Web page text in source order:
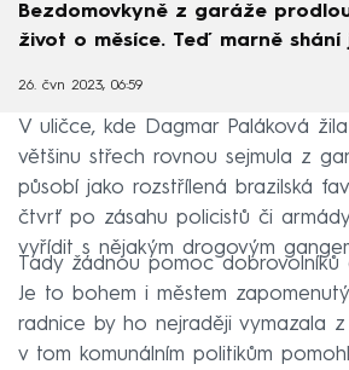
Bezdomovkyně z garáže
život o měsíce. Teď marně shání
26. čvn 2023, 06:59
V uličce, kde Dagmar Paláková
většinu střech rovnou sejmula z
působí jako rozstřílená brazilská
čtvrť po zásahu policistů či
vyřídit s nějakým drogovým
Tady žádnou pomoc dobrovolníků
Je to bohem i městem
radnice by ho nejraději vymazala
v tom komunálním politikům